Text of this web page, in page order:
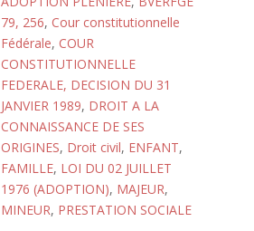
79, 256, Cour constitutionnelle
Fédérale, COUR
CONSTITUTIONNELLE
FEDERALE, DECISION DU 31
JANVIER 1989, DROIT A LA
CONNAISSANCE DE SES
ORIGINES, Droit civil, ENFANT,
FAMILLE, LOI DU 02 JUILLET
1976 (ADOPTION), MAJEUR,
MINEUR, PRESTATION SOCIALE